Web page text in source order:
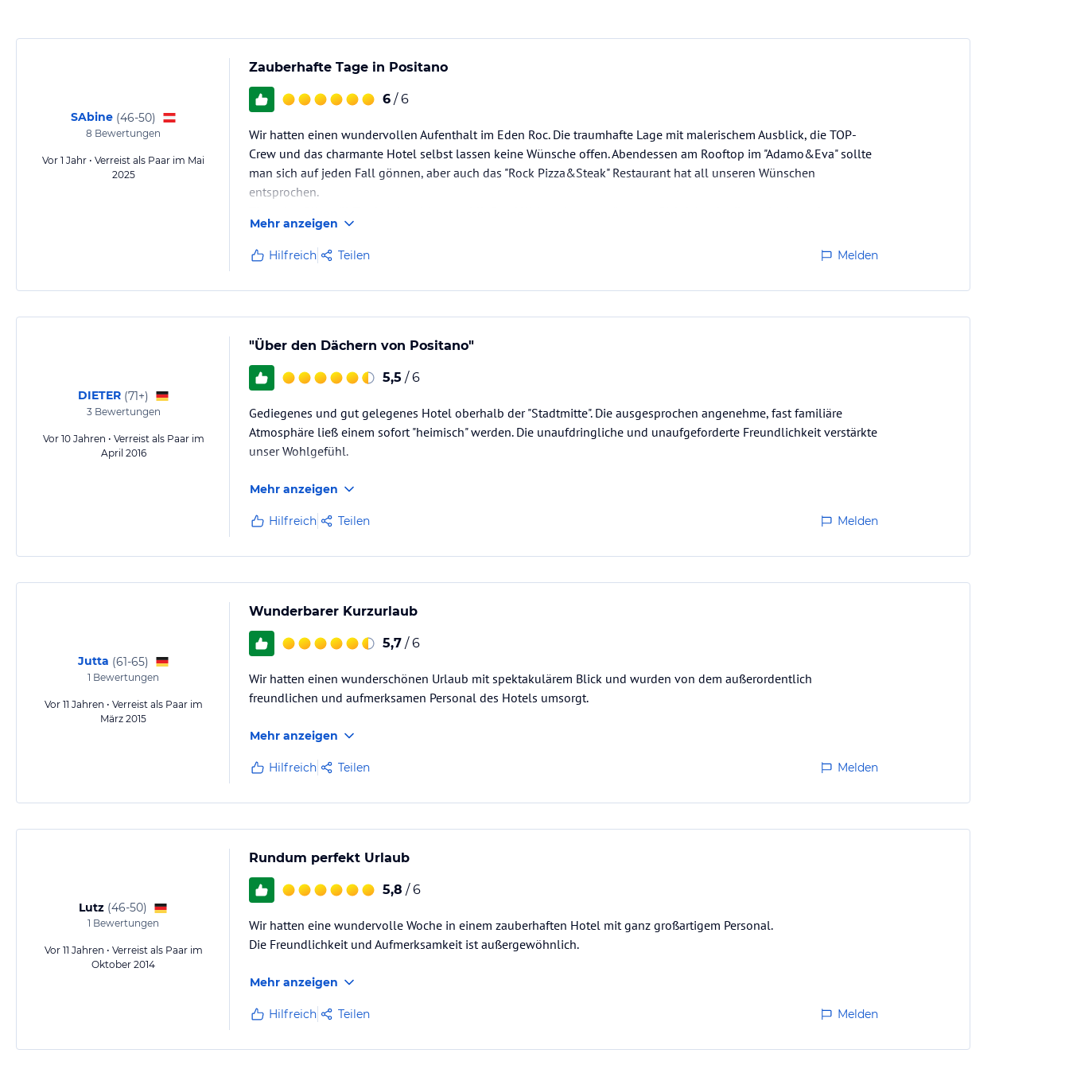
SAbine (46-50)
8 Bewertungen
Vor 1 Jahr • Verreist als Paar im Mai
2025
Zauberhafte Tage in Positano
6 / 6
Wir hatten einen wundervollen Aufenthalt im Eden Roc. Die traumhafte Lage mit malerischem Ausblick, die TOP-
Crew und das charmante Hotel selbst lassen keine Wünsche offen. Abendessen am Rooftop im "Adamo&Eva" sollte
man sich auf jeden Fall gönnen, aber auch das "Rock Pizza&Steak" Restaurant hat all unseren Wünschen
entsprochen.
Unseren "NightCup" hatten wir immer in der "EdenSkyBar" - Limoncello Spritz for the…
Mehr anzeigen
Hilfreich Teilen Melden
DIETER (71+)
3Bewertungen
Vor 10 Jahren • Verreist als Paar im
April 2016
"Über den Dächern von Positano"
5,5 / 6
Gediegenes und gut gelegenes Hotel oberhalb der "Stadtmitte". Die ausgesprochen angenehme, fast familiäre
Atmosphäre ließ einem sofort "heimisch" werden. Die unaufdringliche und unaufgeforderte Freundlichkeit verstärkte
unser Wohlgefühl.
Mehr anzeigen
Hilfreich Teilen Melden
Jutta (61-65)
1 Bewertungen
Vor 11 Jahren • Verreist als Paar im
März 2015
Wunderbarer Kurzurlaub
5,7 / 6
Wir hatten einen wunderschönen Urlaub mit spektakulärem Blick und wurden von dem außerordentlich
freundlichen und aufmerksamen Personal des Hotels umsorgt.
Mehr anzeigen
Hilfreich Teilen Melden
Lutz (46-50)
1 Bewertungen
Vor 11 Jahren • Verreist als Paar im
Oktober 2014
Rundum perfekt Urlaub
5,8 / 6
Wir hatten eine wundervolle Woche in einem zauberhaften Hotel mit ganz großartigem Personal.
Die Freundlichkeit und Aufmerksamkeit ist außergewöhnlich.
Mehr anzeigen
Hilfreich Teilen Melden